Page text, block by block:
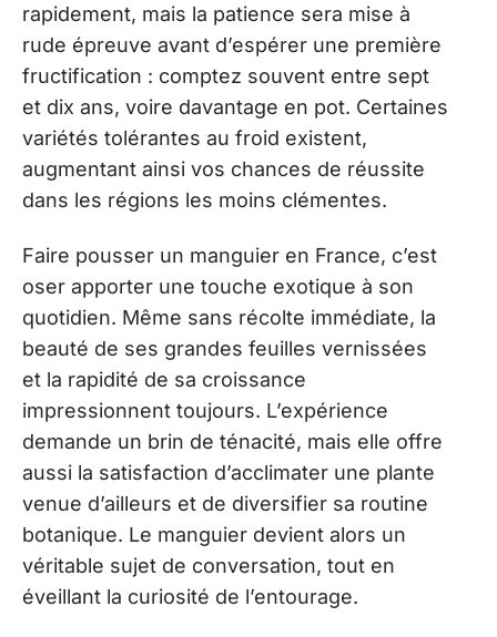
rapidement, mais la patience sera mise à
rude épreuve avant d’espérer une première
fructification : comptez souvent entre sept
et dix ans, voire davantage en pot. Certaines
variétés tolérantes au froid existent,
augmentant ainsi vos chances de réussite
dans les régions les moins clémentes.
Faire pousser un manguier en France, c’est
oser apporter une touche exotique à son
quotidien. Même sans récolte immédiate, la
beauté de ses grandes feuilles vernissées
et la rapidité de sa croissance
impressionnent toujours. L’expérience
demande un brin de ténacité, mais elle offre
aussi la satisfaction d’acclimater une plante
venue d’ailleurs et de diversifier sa routine
botanique. Le manguier devient alors un
véritable sujet de conversation, tout en
éveillant la curiosité de l’entourage.